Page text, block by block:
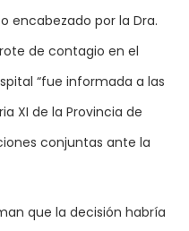
encabezado por la Dra.
de contagio en el
“fue informada a las
XI de la Provincia de
conjuntas ante la
que la decisión habría